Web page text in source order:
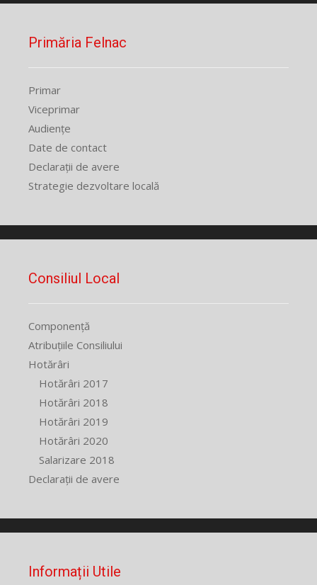
Primăria Felnac
Primar
Viceprimar
Audiențe
Date de contact
Declarații de avere
Strategie dezvoltare locală
Consiliul Local
Componență
Atribuțiile Consiliului
Hotărâri
Hotărâri 2017
Hotărâri 2018
Hotărâri 2019
Hotărâri 2020
Salarizare 2018
Declarații de avere
Informații Utile